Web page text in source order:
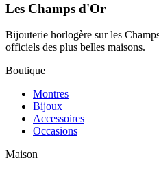
Les Champs d'Or
Bijouterie horlogère sur les
officiels des plus belles maisons.
Boutique
Montres
Bijoux
Accessoires
Occasions
Maison